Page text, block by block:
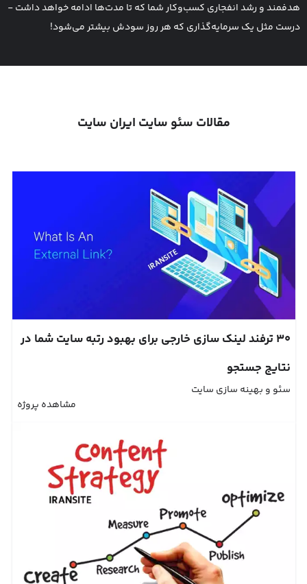
هدفمند و رشد انفجاری کسب‌وکار شما که تا مدت‌ها ادامه خواهد داشت -
درست مثل یک سرمایه‌گذاری که هر روز سودش بیشتر می‌شود!
مقالات سئو سایت ایران سایت
30 ترفند لینک سازی خارجی برای بهبود رتبه سایت شما در
نتایج جستجو
سئو و بهینه سازی سایت
مشاهده پروژه